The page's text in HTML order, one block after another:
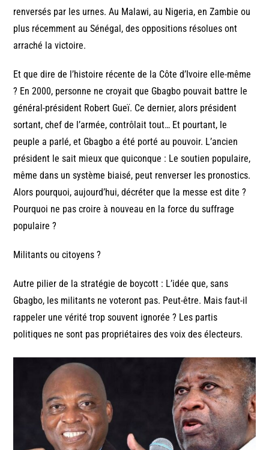
renversés par les urnes. Au Malawi, au Nigeria, en Zambie ou
plus récemment au Sénégal, des oppositions résolues ont
arraché la victoire.
Et que dire de l’histoire récente de la Côte d’Ivoire elle-même
? En 2000, personne ne croyait que Gbagbo pouvait battre le
général-président Robert Gueï. Ce dernier, alors président
sortant, chef de l’armée, contrôlait tout… Et pourtant, le
peuple a parlé, et Gbagbo a été porté au pouvoir. L’ancien
président le sait mieux que quiconque : Le soutien populaire,
même dans un système biaisé, peut renverser les pronostics.
Alors pourquoi, aujourd’hui, décréter que la messe est dite ?
Pourquoi ne pas croire à nouveau en la force du suffrage
populaire ?
Militants ou citoyens ?
Autre pilier de la stratégie de boycott : L’idée que, sans
Gbagbo, les militants ne voteront pas. Peut-être. Mais faut-il
rappeler une vérité trop souvent ignorée ? Les partis
politiques ne sont pas propriétaires des voix des électeurs.